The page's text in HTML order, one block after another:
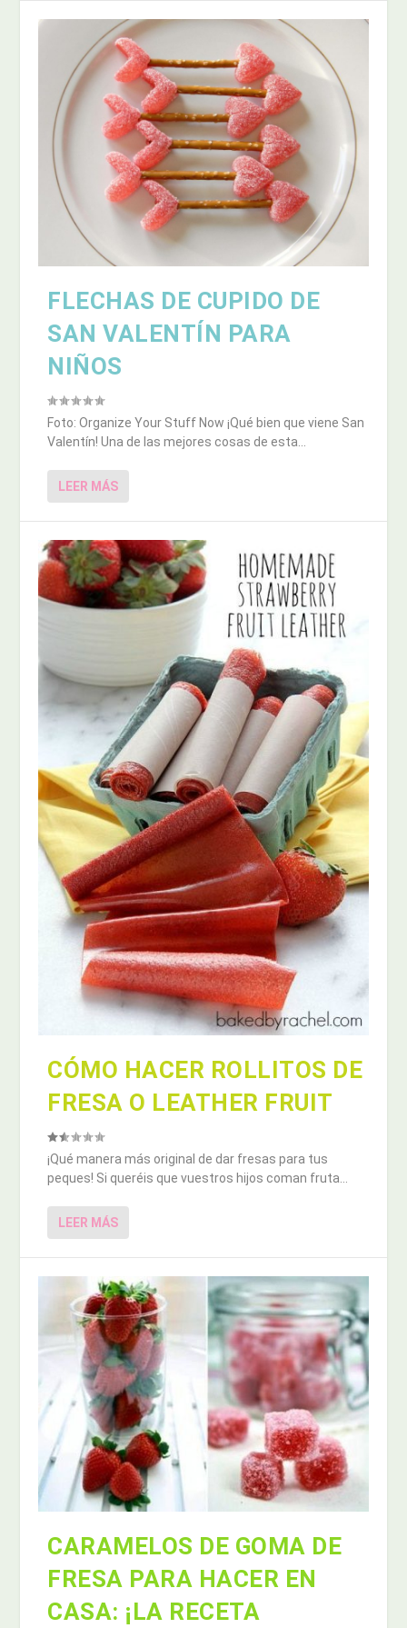
FLECHAS DE CUPIDO DE
SAN VALENTÍN PARA
NIÑOS
Foto: Organize Your Stuff Now ¡Qué bien que viene San
Valentín! Una de las mejores cosas de esta...
LEER MÁS
CÓMO HACER ROLLITOS DE
FRESA O LEATHER FRUIT
¡Qué manera más original de dar fresas para tus
peques! Si queréis que vuestros hijos coman fruta...
LEER MÁS
CARAMELOS DE GOMA DE
FRESA PARA HACER EN
CASA: ¡LA RECETA